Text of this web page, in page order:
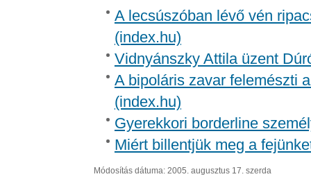
A lecsúszóban lévő vén
(index.hu)
Vidnyánszky Attila üzent
A bipoláris zavar felemészti
(index.hu)
Gyerekkori borderline
Miért billentjük meg a
Módosítás dátuma: 2005. augusztus 17. szerda